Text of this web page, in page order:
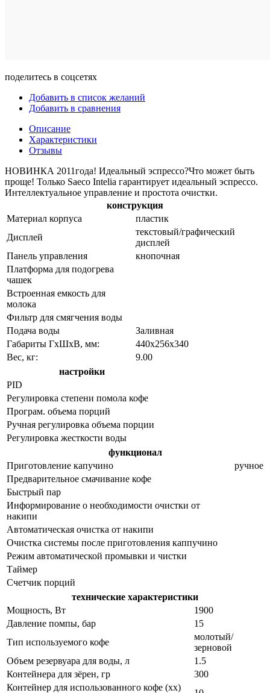
поделитесь в соцсетях
Добавить в список желаний
Добавить в сравнения
Описание
Характеристики
Отзывы
НОВИНКА 2011года! Идеальный эспрессо?Что может быть
проще! Только Saeco Intelia гарантирует идеальный эспрессо.
Интеллектуальное управление и простота очистки.
конструкция
Материал корпуса
пластик
Дисплей
текстовый/графический
дисплей
Панель управления
кнопочная
Платформа для подогрева
чашек
Встроенная емкость для
молока
Фильтр для смягчения воды
Подача воды
Заливная
Габариты ГхШхВ, мм:
440х256х340
Вес, кг:
9.00
настройки
PID
Регулировка степени помола кофе
Програм. объема порций
Ручная регулировка объема порции
Регулировка жесткости воды
функционал
Приготовление капучино
ручное
Предварительное смачивание кофе
Быстрый пар
Информирование о необходимости очистки от
накипи
Автоматическая очистка от накипи
Очистка системы после приготовления каппучино
Режим автоматической промывки и чистки
Таймер
Счетчик порций
технические характеристики
Мощность, Вт
1900
Давление помпы, бар
15
Тип используемого кофе
молотый/
зерновой
Объем резервуара для воды, л
1.5
Контейнера для зёрен, гр
300
Контейнер для использованного кофе (хх)